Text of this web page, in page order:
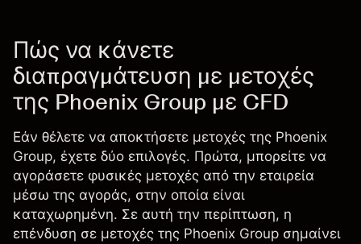
Πώς να κάνετε
διαπραγμάτευση με μετοχές
της Phoenix Group με CFD
Εάν θέλετε να αποκτήσετε μετοχές της Phoenix
Group, έχετε δύο επιλογές. Πρώτα, μπορείτε να
αγοράσετε φυσικές μετοχές από την εταιρεία
μέσω της αγοράς, στην οποία είναι
καταχωρημένη. Σε αυτή την περίπτωση, η
επένδυση σε μετοχές της Phoenix Group σημαίνει